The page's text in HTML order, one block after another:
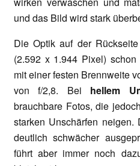
und das Bild wird stark
Die Optik auf der
(2.592 x 1.944 Pixel)
mit einer festen Brennweite
von f/2,8. Bei hellem
brauchbare Fotos, die
starken Unschärfen
deutlich schwächer
führt aber immer noch